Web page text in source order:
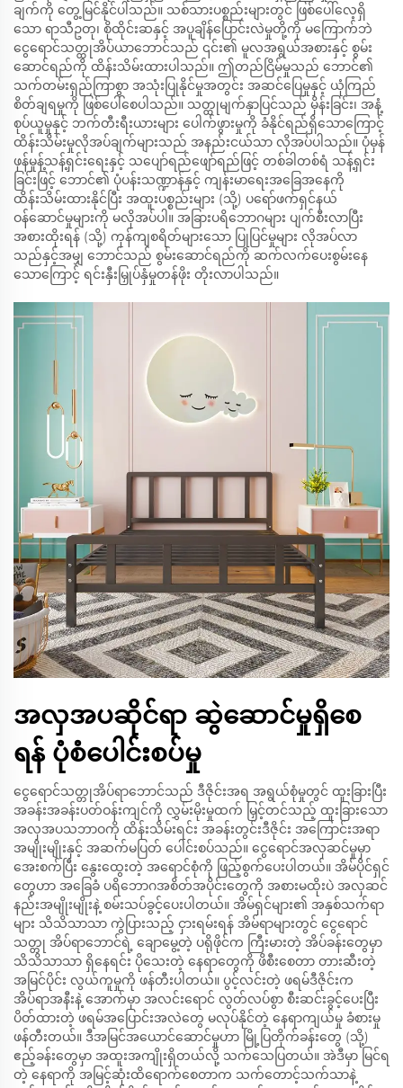
ချက်ကို တွေ့မြင်နိုင်ပါသည်။ သစ်သားပစ္စည်းများတွင် ဖြစ်ပေါ်လေ့ရှိ
သော ရာသီဥတု၊ စိုထိုင်းဆနှင့် အပူချိန်ပြောင်းလဲမှုတို့ကို မကြောက်ဘဲ
ငွေရောင်သတ္ထုအိပ်ယာဘောင်သည် ၎င်း၏ မူလအရွယ်အစားနှင့် စွမ်း
ဆောင်ရည်ကို ထိန်းသိမ်းထားပါသည်။ ဤတည်ငြိမ်မှုသည် ဘောင်၏
သက်တမ်းရှည်ကြာစွာ အသုံးပြုနိုင်မှုအတွင်း အဆင်ပြေမှုနှင့် ယုံကြည်
စိတ်ချရမှုကို ဖြစ်ပေါ်စေပါသည်။ သတ္ထုမျက်နှာပြင်သည် မှိန်းခြင်း၊ အနံ့
စုပ်ယူမှုနှင့် ဘက်တီးရီးယားများ ပေါက်ဖွားမှုကို ခံနိုင်ရည်ရှိသောကြောင့်
ထိန်းသိမ်းမှုလိုအပ်ချက်များသည် အနည်းငယ်သာ လိုအပ်ပါသည်။ ပုံမှန်
ဖုန်မှုန့်သန့်ရှင်းရေးနှင့် သပျော်ရည်ဖျော်ရည်ဖြင့် တစ်ခါတစ်ရံ သန့်ရှင်း
ခြင်းဖြင့် ဘောင်၏ ပုံပန်းသဏ္ဍာန်နှင့် ကျန်းမာရေးအခြေအနေကို
ထိန်းသိမ်းထားနိုင်ပြီး အထူးပစ္စည်းများ (သို့) ပရော်ဖက်ရှင်နယ်
ဝန်ဆောင်မှုများကို မလိုအပ်ပါ။ အခြားပရိဘောဂများ ပျက်စီးလာပြီး
အစားထိုးရန် (သို့) ကုန်ကျစရိတ်များသော ပြုပြင်မှုများ လိုအပ်လာ
သည်နှင့်အမျှ ဘောင်သည် စွမ်းဆောင်ရည်ကို ဆက်လက်ပေးစွမ်းနေ
သောကြောင့် ရင်းနှီးမြှုပ်နှံမှုတန်ဖိုး တိုးလာပါသည်။
အလှအပဆိုင်ရာ ဆွဲဆောင်မှုရှိစေ
ရန် ပုံစံပေါင်းစပ်မှု
ငွေရောင်သတ္တုအိပ်ရာဘောင်သည် ဒီဇိုင်းအရ အရွယ်စုံမှုတွင် ထူးခြားပြီး
အခန်းအခန်းပတ်ဝန်းကျင်ကို လွှမ်းမိုးမှုထက် မြှင့်တင်သည့် ထူးခြားသော
အလှအပသဘာဝကို ထိန်းသိမ်းရင်း အခန်းတွင်းဒီဇိုင်း အကြောင်းအရာ
အမျိုးမျိုးနှင့် အဆက်မပြတ် ပေါင်းစပ်သည်။ ငွေရောင်အလှဆင်မှုမှာ
အေးစက်ပြီး နွေးထွေးတဲ့ အရောင်စုံကို ဖြည့်စွက်ပေးပါတယ်။ အိမ်ပိုင်ရှင်
တွေဟာ အခြေခံ ပရိဘောဂအစိတ်အပိုင်းတွေကို အစားမထိုးပဲ အလှဆင်
နည်းအမျိုးမျိုးနဲ့ စမ်းသပ်ခွင့်ပေးပါတယ်။ အိမ်ရှင်များ၏ အနှစ်သက်ရာ
များ သိသိသာသာ ကွဲပြားသည့် ငှားရမ်းရန် အိမ်ရာများတွင် ငွေရောင်
သတ္တု အိပ်ရာဘောင်ရဲ့ ချောမွေ့တဲ့ ပရိုဖိုင်က ကြီးမားတဲ့ အိပ်ခန်းတွေမှာ
သိသိသာသာ ရှိနေရင်း ပိုသေးတဲ့ နေရာတွေကို ဖိစီးစေတာ တားဆီးတဲ့
အမြင်ပိုင်း လွယ်ကူမှုကို ဖန်တီးပါတယ်။ ပွင့်လင်းတဲ့ ဖရမ်ဒီဇိုင်းက
အိပ်ရာအနီးနဲ့ အောက်မှာ အလင်းရောင် လွတ်လပ်စွာ စီးဆင်းခွင့်ပေးပြီး
ပိတ်ထားတဲ့ ဖရမ်အပြောင်းအလဲတွေ မလုပ်နိုင်တဲ့ နေရာကျယ်မှု ခံစားမှု
ဖန်တီးတယ်။ ဒီအမြင်အယောင်ဆောင်မှုဟာ မြို့ပြတိုက်ခန်းတွေ (သို့)
ဧည့်ခန်းတွေမှာ အထူးအကျိုးရှိတယ်လို့ သက်သေပြတယ်။ အဲဒီမှာ မြင်ရ
တဲ့ နေရာကို အမြင့်ဆုံးထိရောက်စေတာက သက်တောင့်သက်သာနဲ့